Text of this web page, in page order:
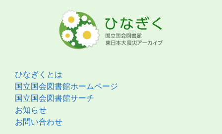
ひなぎくとは
国立国会図書館ホームページ
国立国会図書館サーチ
お知らせ
お問い合わせ